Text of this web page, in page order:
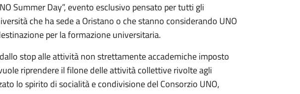
Summer Day”, evento esclusivo pensato per tutti gli
che ha sede a Oristano o che stanno considerando UNO
per la formazione universitaria.
stop alle attività non strettamente accademiche imposto
riprendere il filone delle attività collettive rivolte agli
lo spirito di socialità e condivisione del Consorzio UNO,